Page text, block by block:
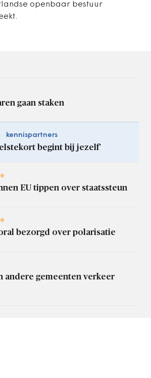
openbaar bestuur
gaan staken
kennispartners
begint bij jezelf’
EU tippen over staatssteun
bezorgd over polarisatie
andere gemeenten verkeer